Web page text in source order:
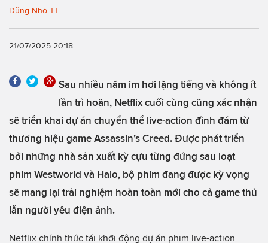
Dũng Nhỏ TT
21/07/2025 20:18
Sau nhiều năm im hơi lặng tiếng và không ít
lần trì hoãn, Netflix cuối cùng cũng xác nhận
sẽ triển khai dự án chuyển thể live-action đình đám từ
thương hiệu game Assassin’s Creed. Được phát triển
bởi những nhà sản xuất kỳ cựu từng đứng sau loạt
phim Westworld và Halo, bộ phim đang được kỳ vọng
sẽ mang lại trải nghiệm hoàn toàn mới cho cả game thủ
lẫn người yêu điện ảnh.
Netflix chính thức tái khởi động dự án phim live-action